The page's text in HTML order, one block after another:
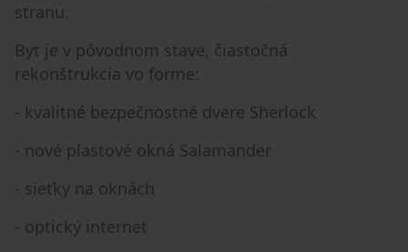
stranu.
Byt je v pôvodnom stave, čiastočná
rekonštrukcia vo forme:
- kvalitné bezpečnostné dvere Sherlock
- nové plastové okná Salamander
- sieťky na oknách
- optický internet